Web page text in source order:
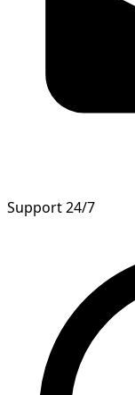
Support 24/7